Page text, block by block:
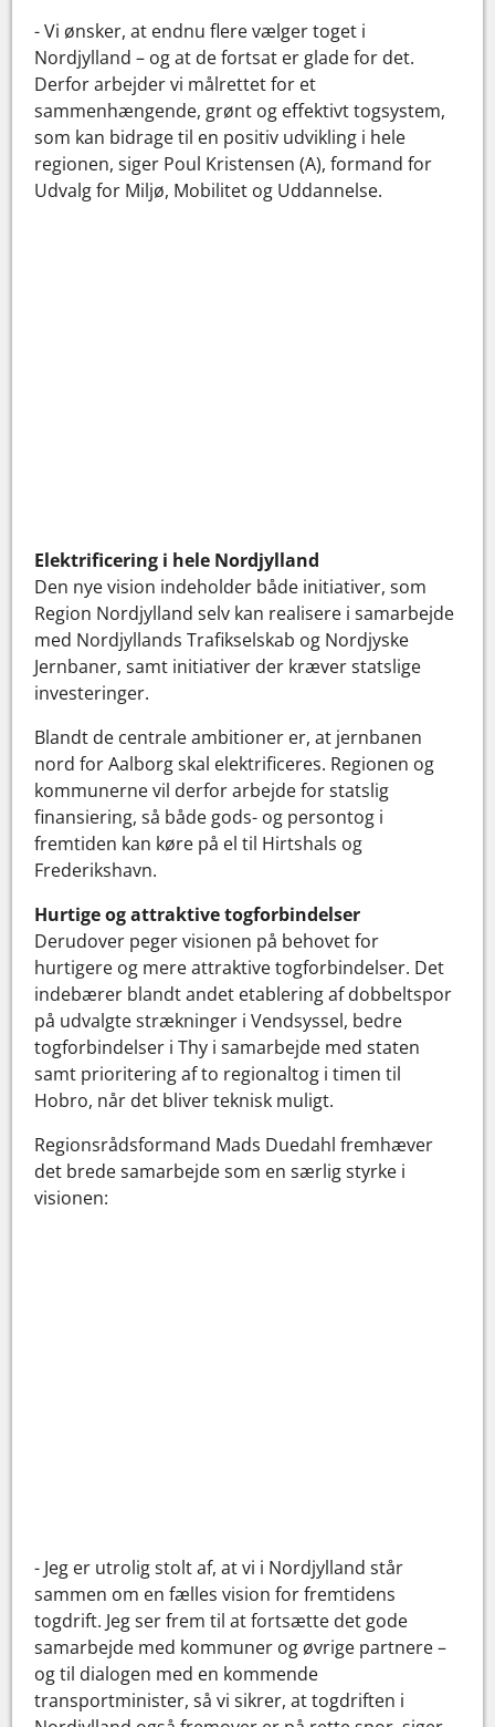
- Vi ønsker, at endnu flere vælger toget i
Nordjylland – og at de fortsat er glade for det.
Derfor arbejder vi målrettet for et
sammenhængende, grønt og effektivt togsystem,
som kan bidrage til en positiv udvikling i hele
regionen, siger Poul Kristensen (A), formand for
Udvalg for Miljø, Mobilitet og Uddannelse.
Elektrificering i hele Nordjylland
Den nye vision indeholder både initiativer, som
Region Nordjylland selv kan realisere i samarbejde
med Nordjyllands Trafikselskab og Nordjyske
Jernbaner, samt initiativer der kræver statslige
investeringer.
Blandt de centrale ambitioner er, at jernbanen
nord for Aalborg skal elektrificeres. Regionen og
kommunerne vil derfor arbejde for statslig
finansiering, så både gods- og persontog i
fremtiden kan køre på el til Hirtshals og
Frederikshavn.
Hurtige og attraktive togforbindelser
Derudover peger visionen på behovet for
hurtigere og mere attraktive togforbindelser. Det
indebærer blandt andet etablering af dobbeltspor
på udvalgte strækninger i Vendsyssel, bedre
togforbindelser i Thy i samarbejde med staten
samt prioritering af to regionaltog i timen til
Hobro, når det bliver teknisk muligt.
Regionsrådsformand Mads Duedahl fremhæver
det brede samarbejde som en særlig styrke i
visionen:
- Jeg er utrolig stolt af, at vi i Nordjylland står
sammen om en fælles vision for fremtidens
togdrift. Jeg ser frem til at fortsætte det gode
samarbejde med kommuner og øvrige partnere –
og til dialogen med en kommende
transportminister, så vi sikrer, at togdriften i